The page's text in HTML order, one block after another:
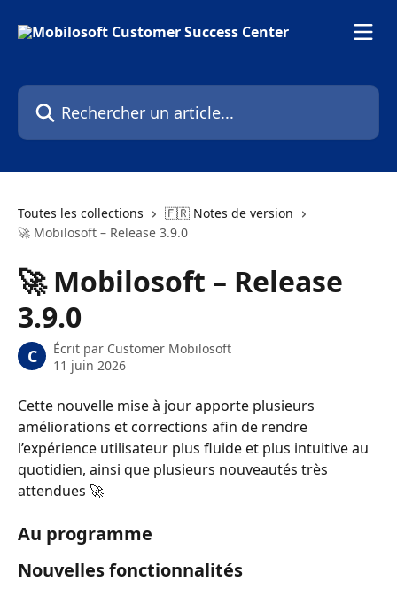
Rechercher un article...
Toutes les collections
🇫🇷 Notes de version
🚀 Mobilosoft – Release 3.9.0
🚀 Mobilosoft – Release
3.9.0
C Écrit par Customer Mobilosoft
11 juin 2026
Cette nouvelle mise à jour apporte plusieurs
améliorations et corrections afin de rendre
l’expérience utilisateur plus fluide et plus intuitive au
quotidien, ainsi que plusieurs nouveautés très
attendues 🚀
Au programme
Nouvelles fonctionnalités